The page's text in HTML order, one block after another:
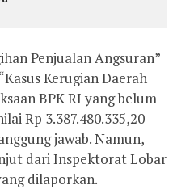
Penjualan Angsuran”
Kerugian Daerah
BPK RI yang belum
Rp 3.387.480.335,20
jawab. Namun,
dari Inspektorat Lobar
dilaporkan.